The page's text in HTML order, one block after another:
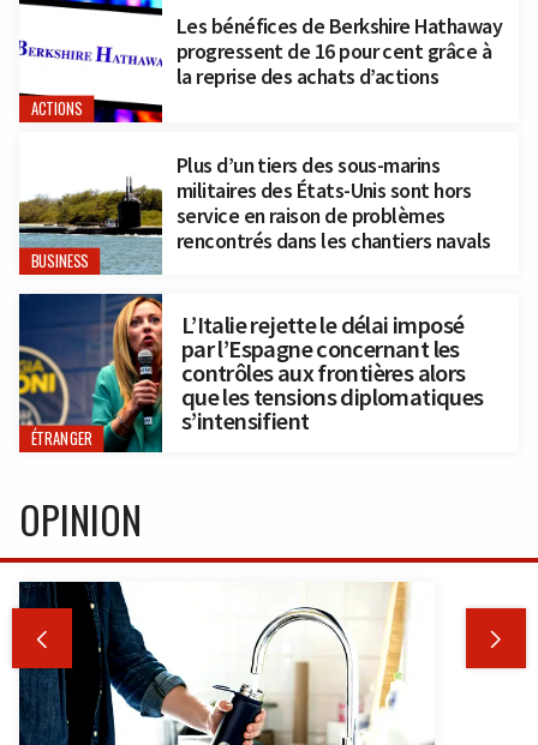
ACTIONS
Les bénéfices de Berkshire Hathaway
progressent de 16 pour cent grâce à
la reprise des achats d’actions
BUSINESS
Plus d’un tiers des sous-marins
militaires des États-Unis sont hors
service en raison de problèmes
rencontrés dans les chantiers navals
ÉTRANGER
L’Italie rejette le délai imposé
par l’Espagne concernant les
contrôles aux frontières alors
que les tensions diplomatiques
s’intensifient
OPINION
 